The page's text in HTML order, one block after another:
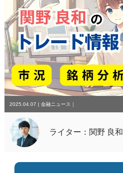
2025.04.07 | 金融ニュース ｜
ライター：関野 良和